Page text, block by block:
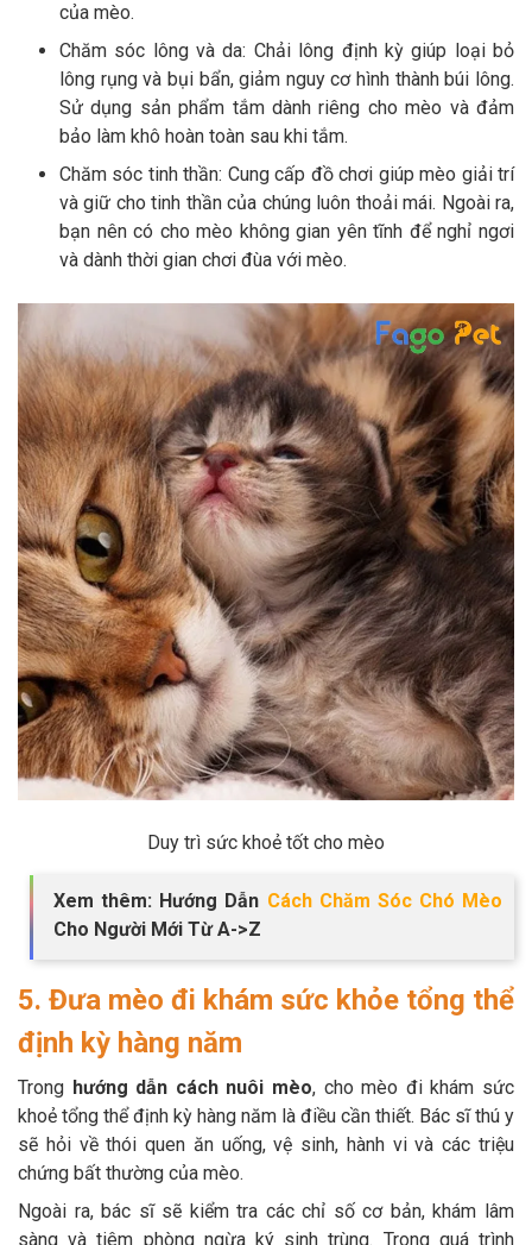
của mèo.
Chăm sóc lông và da: Chải lông định kỳ giúp loại bỏ
lông rụng và bụi bẩn, giảm nguy cơ hình thành búi lông.
Sử dụng sản phẩm tắm dành riêng cho mèo và đảm
bảo làm khô hoàn toàn sau khi tắm.
Chăm sóc tinh thần: Cung cấp đồ chơi giúp mèo giải trí
và giữ cho tinh thần của chúng luôn thoải mái. Ngoài ra,
bạn nên có cho mèo không gian yên tĩnh để nghỉ ngơi
và dành thời gian chơi đùa với mèo.
Duy trì sức khoẻ tốt cho mèo
Xem thêm: Hướng Dẫn Cách Chăm Sóc Chó Mèo
Cho Người Mới Từ A->Z
5. Đưa mèo đi khám sức khỏe tổng thể
định kỳ hàng năm
Trong hướng dẫn cách nuôi mèo, cho mèo đi khám sức
khoẻ tổng thể định kỳ hàng năm là điều cần thiết. Bác sĩ thú y
sẽ hỏi về thói quen ăn uống, vệ sinh, hành vi và các triệu
chứng bất thường của mèo.
Ngoài ra, bác sĩ sẽ kiểm tra các chỉ số cơ bản, khám lâm
sàng và tiêm phòng ngừa ký sinh trùng. Trong quá trình